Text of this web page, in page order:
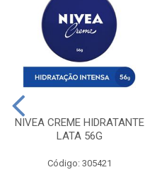
NIVEA CREME HIDRATANTE
LATA 56G
Código: 305421